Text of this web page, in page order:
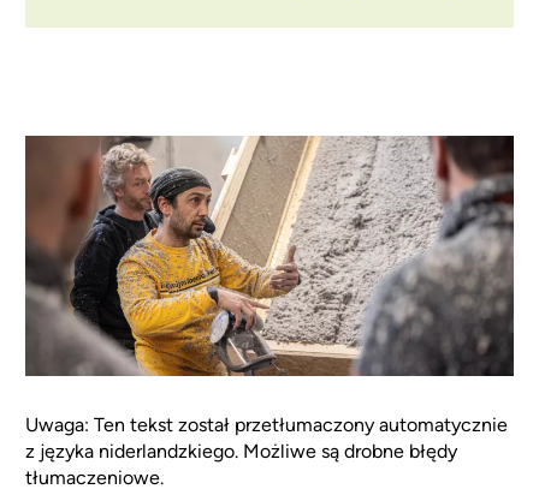
Uwaga: Ten tekst został przetłumaczony automatycznie
z języka niderlandzkiego. Możliwe są drobne błędy
tłumaczeniowe.